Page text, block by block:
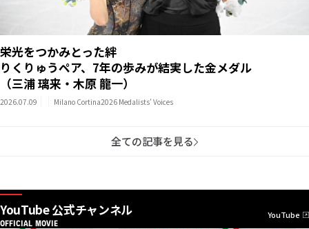
栄光をつかみとった絆
りくりゅうペア、7年の歩みが結実した金メダル
（三浦 璃来・木原 龍一）
2026.07.09 Milano Cortina2026 Medalists’ Voices
全ての記事を見る
YouTube 公式チャンネル
OFFICIAL MOVIE
YouTube